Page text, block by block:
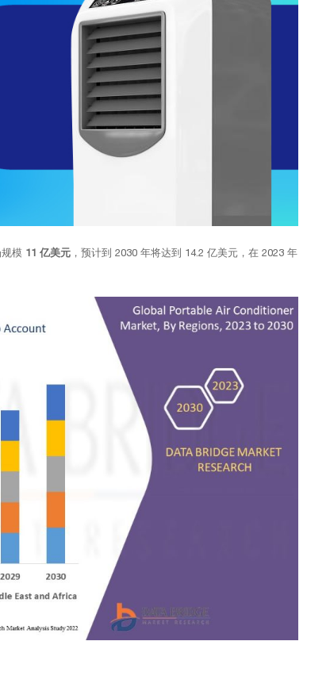
模11 亿美元，预计到 2030 年将达到 14.2 亿美元，在 2023 年